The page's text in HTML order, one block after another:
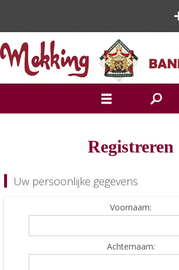
Registreren
Uw persoonlijke gegevens
Voornaam:
Achternaam: